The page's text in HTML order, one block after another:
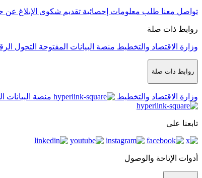
تواصل معنا طلب معلومات إحصائية تقديم شكوى الإبلاغ
روابط ذات صلة
وزارة الاقتصاد والتخطيط منصة البيانات المفتوحة التحول
روابط ذات صلة
وزارة الاقتصاد والتخطيط منصة البيانات
تابعنا على
أدوات الإتاحة والوصول